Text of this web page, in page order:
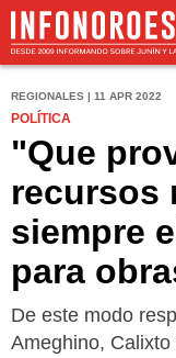
REGIONALES | 11 APR 2022
POLÍTICA
"Que
recursos
siempre
para
De este modo
Ameghino,